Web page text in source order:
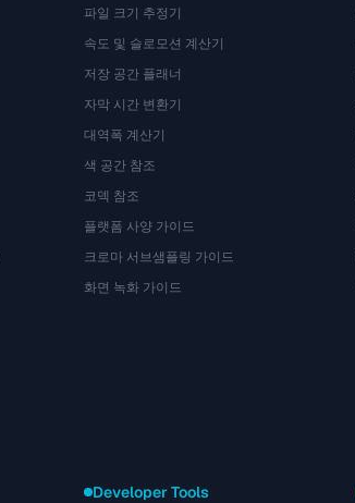
파일 크기 추정기
속도 및 슬로모션 계산기
저장 공간 플래너
자막 시간 변환기
대역폭 계산기
색 공간 참조
코덱 참조
플랫폼 사양 가이드
크로마 서브샘플링 가이드
화면 녹화 가이드
Developer Tools